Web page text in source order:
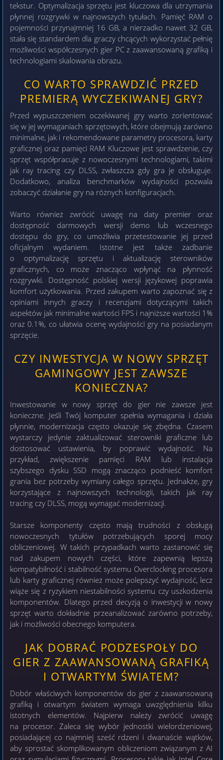
tekstur. Optymalizacja sprzętu jest kluczowa dla utrzymania
płynnej rozgrywki w najnowszych tytułach. Pamięć RAM o
pojemności przynajmniej 16 GB, a nierzadko nawet 32 GB,
stała się standardem dla graczy chcących wykorzystać pełnię
możliwości współczesnych gier PC z zaawansowaną grafiką i
technologiami skalowania obrazu.
CO WARTO SPRAWDZIĆ PRZED
PREMIERĄ WYCZEKIWANEJ GRY?
Przed wypuszczeniem oczekiwanej gry warto zorientować
się w jej wymaganiach sprzętowych, które obejmują zarówno
minimalne, jak i rekomendowane parametry procesora, karty
graficznej oraz pamięci RAM Kluczowe jest sprawdzenie, czy
sprzęt współpracuje z nowoczesnymi technologiami, takimi
jak ray tracing czy DLSS, zwłaszcza gdy gra je obsługuje.
Dodatkowo, analiza benchmarków wydajności pozwala
zobaczyć działanie gry na różnych konfiguracjach.
Warto również zwrócić uwagę na daty premier oraz
dostępność darmowych wersji demo lub wczesnego
dostępu do gry, co umożliwia przetestowanie jej przed
oficjalnym wydaniem. Istotne jest także zadbanie
o optymalizację sprzętu i aktualizację sterowników
graficznych, co może znacząco wpłynąć na płynność
rozgrywki. Dostępność polskiej wersji językowej poprawia
komfort użytkowania. Przed zakupem warto zapoznać się z
opiniami innych graczy i recenzjami dotyczącymi takich
aspektów jak minimalne wartości FPS i najniższe wartości 1%
oraz 0.1%, co ułatwia ocenę wydajności gry na posiadanym
sprzęcie.
CZY INWESTYCJA W NOWY SPRZĘT
GAMINGOWY JEST ZAWSZE
KONIECZNA?
Inwestowanie w nowy sprzęt do gier nie zawsze jest
konieczne. Jeśli Twój komputer spełnia wymagania i działa
płynnie, modernizacja często okazuje się zbędna. Czasem
wystarczy jedynie zaktualizować sterowniki graficzne lub
dostosować ustawienia, by poprawić wydajność. Na
przykład, zwiększenie pamięci RAM lub instalacja
szybszego dysku SSD mogą znacząco podnieść komfort
grania bez potrzeby wymiany całego sprzętu. Jednakże, gry
korzystające z najnowszych technologii, takich jak ray
tracing czy DLSS, mogą wymagać modernizacji.
Starsze komponenty często mają trudności z obsługą
nowoczesnych tytułów potrzebujących sporej mocy
obliczeniowej. W takich przypadkach warto zastanowić się
nad zakupem nowych części, które zapewnią lepszą
kompatybilność i stabilność systemu Overclocking procesora
lub karty graficznej również może polepszyć wydajność, lecz
wiąże się z ryzykiem niestabilności systemu czy uszkodzenia
komponentów. Dlatego przed decyzją o inwestycji w nowy
sprzęt warto dokładnie przeanalizować zarówno potrzeby,
jak i możliwości obecnego komputera.
JAK DOBRAĆ PODZESPOŁY DO
GIER Z ZAAWANSOWANĄ GRAFIKĄ
I OTWARTYM ŚWIATEM?
Dobór właściwych komponentów do gier z zaawansowaną
grafiką i otwartym światem wymaga uwzględnienia kilku
istotnych elementów. Najpierw należy zwrócić uwagę
na procesor. Zaleca się wybór jednostki wielordzeniowej,
posiadającej co najmniej sześć rdzeni i dwanaście wątków,
aby sprostać skomplikowanym obliczeniom związanym z AI